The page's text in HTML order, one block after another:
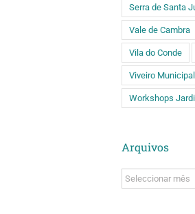
Serra de Santa
Vale de Cambra
Vila do Conde
Viveiro
Workshops
Arquivos
Arquivos